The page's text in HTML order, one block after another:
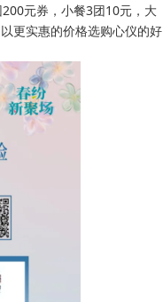
元券，小餐3团10元，大
更实惠的价格选购心仪的好